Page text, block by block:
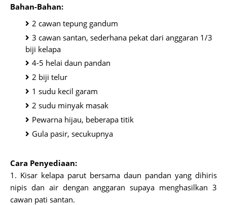
Bahan-Bahan:
2 cawan tepung gandum
3 cawan santan, sederhana pekat dari anggaran 1/3
biji kelapa
4-5 helai daun pandan
2 biji telur
1 sudu kecil garam
2 sudu minyak masak
Pewarna hijau, beberapa titik
Gula pasir, secukupnya
Cara Penyediaan:
1. Kisar kelapa parut bersama daun pandan yang dihiris
nipis dan air dengan anggaran supaya menghasilkan 3
cawan pati santan.